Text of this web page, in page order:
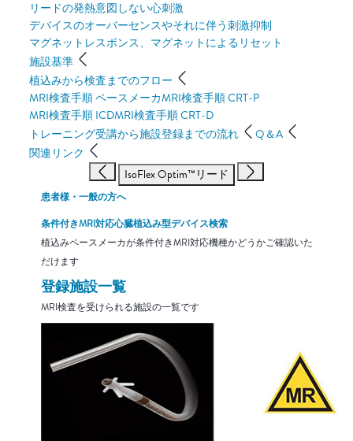
リードの発熱意図しない心刺激
デバイスのオーバーセンスやそれに伴う刺激抑制
マグネットレスポンス、マグネットによるリセット
施設基準
植込みから検査までのフロー
MRI検査手順 ペースメーカMRI検査手順 CRT-P
MRI検査手順 ICDMRI検査手順 CRT-D
トレーニング受講から施設登録までの流れ
Q＆A
関連リンク
IsoFlex Optim™リード
患者様・一般の方へ
条件付きMRI対応心臓植込み型デバイス検索
植込みペースメーカが条件付きMRI対応機種かどうかご確認いた
だけます
登録施設一覧
MRI検査を受けられる施設の一覧です